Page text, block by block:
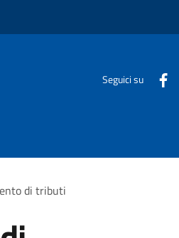
Seguici su
di tributi